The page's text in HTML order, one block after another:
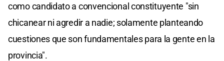
como candidato a convencional constituyente "sin
chicanear ni agredir a nadie; solamente planteando
cuestiones que son fundamentales para la gente en la
provincia".